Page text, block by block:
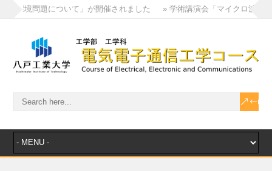
境問題について」が開催されました » 学術講演会「マイクロ波工学